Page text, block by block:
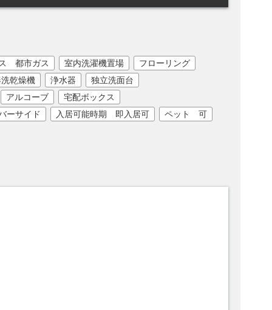
都市ガス 室内洗濯機置場
フローリング
乾燥機 浄水器
独立洗面台
アルコーブ
宅配ボックス
ーサイド 入居可能時期 即入居可
ペット 可